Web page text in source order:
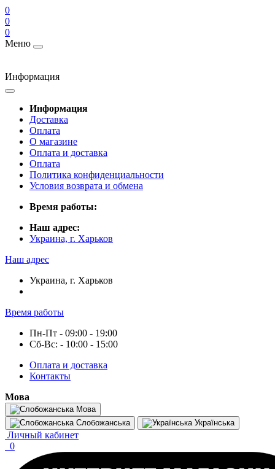
0
0
0
Меню
Информация
Информация
Доставка
Оплата
О магазине
Оплата и доставка
Оплата
Политика конфиденциальности
Условия возврата и обмена
Время работы:
Наш адрес:
Украина, г. Харьков
Наш адрес
Украина, г. Харьков
Время работы
Пн-Пт - 09:00 - 19:00
Сб-Вс: - 10:00 - 15:00
Оплата и доставка
Контакты
Мова
Мова
Слобожанська
Українська
Личный кабинет
0